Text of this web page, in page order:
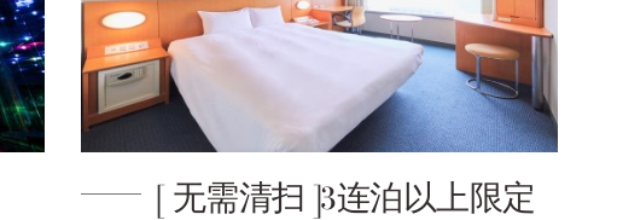
[ 无需清扫 ]3连泊以上限定